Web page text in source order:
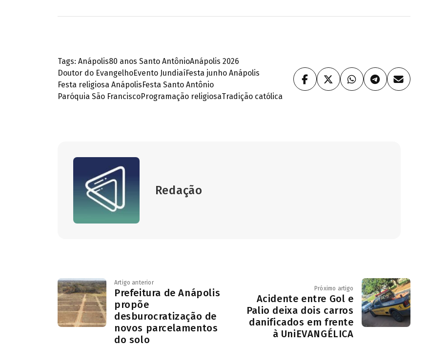
Tags: Anápolis80 anos Santo AntônioAnápolis 2026
Doutor do EvangelhoEvento JundiaíFesta junho Anápolis
Festa religiosa AnápolisFesta Santo Antônio
Paróquia São FranciscoProgramação religiosaTradição católica
Redação
Artigo anterior
Prefeitura de Anápolis
propõe
desburocratização de
novos parcelamentos
do solo
Próximo artigo
Acidente entre Gol e
Palio deixa dois carros
danificados em frente
à UniEVANGÉLICA